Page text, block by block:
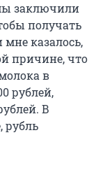
заключили
получать
мне казалось,
причине, что
в
рублей,
В
рубль